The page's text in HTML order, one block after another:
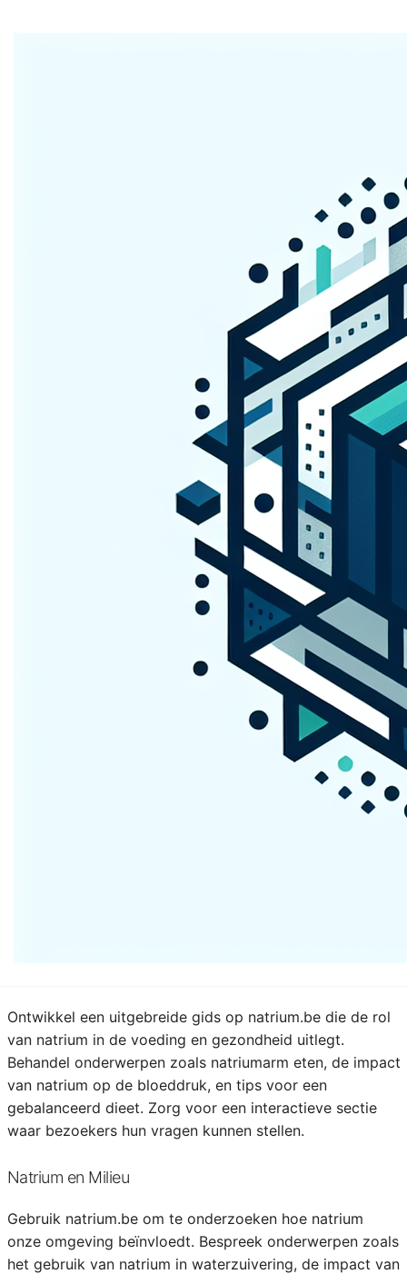
Ontdek meer domeinen
Ontdek de kracht van
Met een naam die associaties oproept met wetenschap
natrium.beperfect voor innovatieve
bedrijven. Het is kort, makkelijk te onthouden en uniek.
Een domeinnaam die je merkidentiteit versterkt en je
online zichtbaarheid vergroot. Stap in de wereld van
Mogelijke toepassingen
Natrium Nieuws en Innovaties
Creëer een platform op natrium.be dat de nieuwste
ontdekkingen, onderzoeken en innovaties in de wereld
van natrium belicht. Van wetenschappelijke doorbraken
tot praktische toepassingen in de industrie, deze site
kan een go-to bestemming worden voor iedereen die
geïnteresseerd is in de veelzijdigheid van natrium.
Ontwikkel een uitgebreide gids op natrium.be die de rol
van natrium in de voeding en gezondheid uitlegt.
Behandel onderwerpen zoals natriumarm eten, de impact
van natrium op de bloeddruk, en tips voor een
gebalanceerd dieet. Zorg voor een interactieve sectie
waar bezoekers hun vragen kunnen stellen.
Natrium en Milieu
Gebruik natrium.be om te onderzoeken hoe natrium
onze omgeving beïnvloedt. Bespreek onderwerpen zoals
het gebruik van natrium in waterzuivering, de impact van